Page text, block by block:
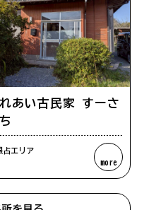
情報
期には
あい古民家 すーさ
占エリア
more